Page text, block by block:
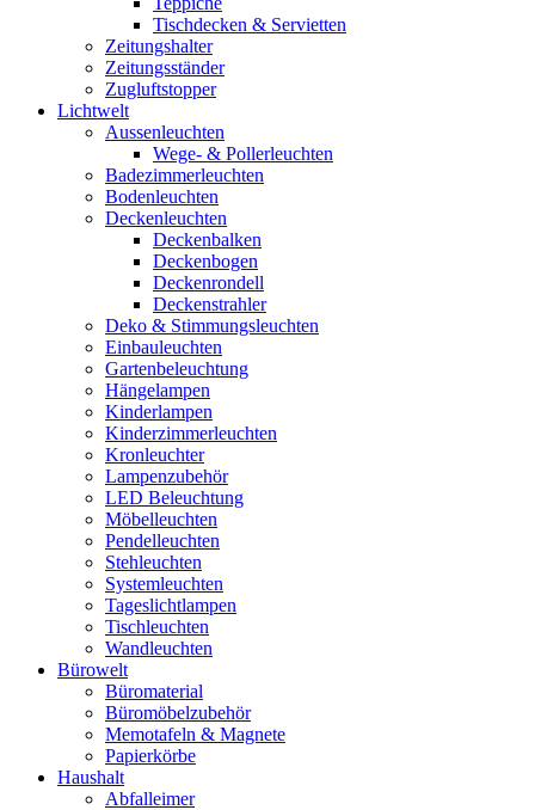
Tischdecken & Servietten
Zeitungshalter
Zeitungsständer
Zugluftstopper
Lichtwelt
Aussenleuchten
Wege- & Pollerleuchten
Badezimmerleuchten
Bodenleuchten
Deckenleuchten
Deckenbalken
Deckenbogen
Deckenrondell
Deckenstrahler
Deko & Stimmungsleuchten
Einbauleuchten
Gartenbeleuchtung
Hängelampen
Kinderlampen
Kinderzimmerleuchten
Kronleuchter
Lampenzubehör
LED Beleuchtung
Möbelleuchten
Pendelleuchten
Stehleuchten
Systemleuchten
Tageslichtlampen
Tischleuchten
Wandleuchten
Bürowelt
Büromaterial
Büromöbelzubehör
Memotafeln & Magnete
Papierkörbe
Haushalt
Abfalleimer